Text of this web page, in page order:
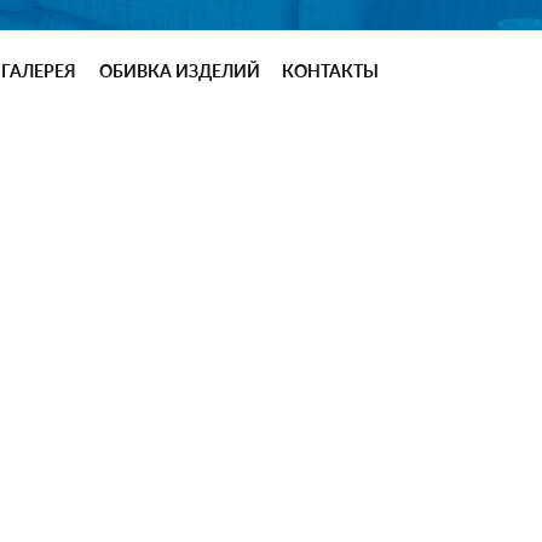
ГАЛЕРЕЯ ОБИВКА ИЗДЕЛИЙ КОНТАКТЫ